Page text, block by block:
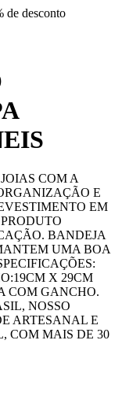
desconto
COM A
E
EM
BANDEJA
UMA BOA
X 29CM
COM GANCHO.
NOSSO
ARTESANAL E
COM MAIS DE 30